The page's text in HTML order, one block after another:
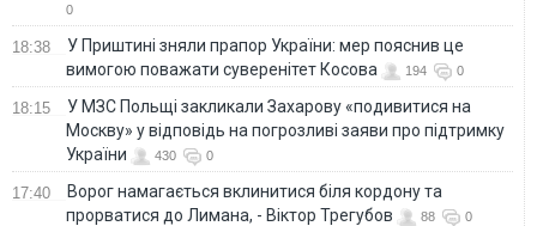
0
18:38
У Приштині зняли прапор України: мер пояснив це
вимогою поважати суверенітет Косова
194 0
18:15
У МЗС Польщі закликали Захарову «подивитися на
Москву» у відповідь на погрозливі заяви про підтримку
України
430 0
17:40
Ворог намагається вклинитися біля кордону та
прорватися до Лимана, - Віктор Трегубов
88 0